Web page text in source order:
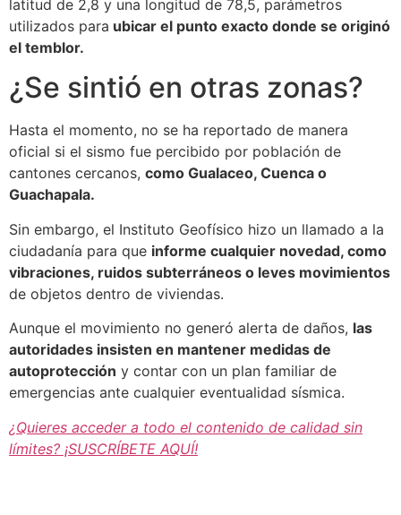
latitud de 2,8 y una longitud de 78,5, parámetros
utilizados para ubicar el punto exacto donde se originó
el temblor.
¿Se sintió en otras zonas?
Hasta el momento, no se ha reportado de manera
oficial si el sismo fue percibido por población de
cantones cercanos, como Gualaceo, Cuenca o
Guachapala.
Sin embargo, el Instituto Geofísico hizo un llamado a la
ciudadanía para que informe cualquier novedad, como
vibraciones, ruidos subterráneos o leves movimientos
de objetos dentro de viviendas.
Aunque el movimiento no generó alerta de daños, las
autoridades insisten en mantener medidas de
autoprotección y contar con un plan familiar de
emergencias ante cualquier eventualidad sísmica.
¿Quieres acceder a todo el contenido de calidad sin
límites? ¡SUSCRÍBETE AQUÍ!